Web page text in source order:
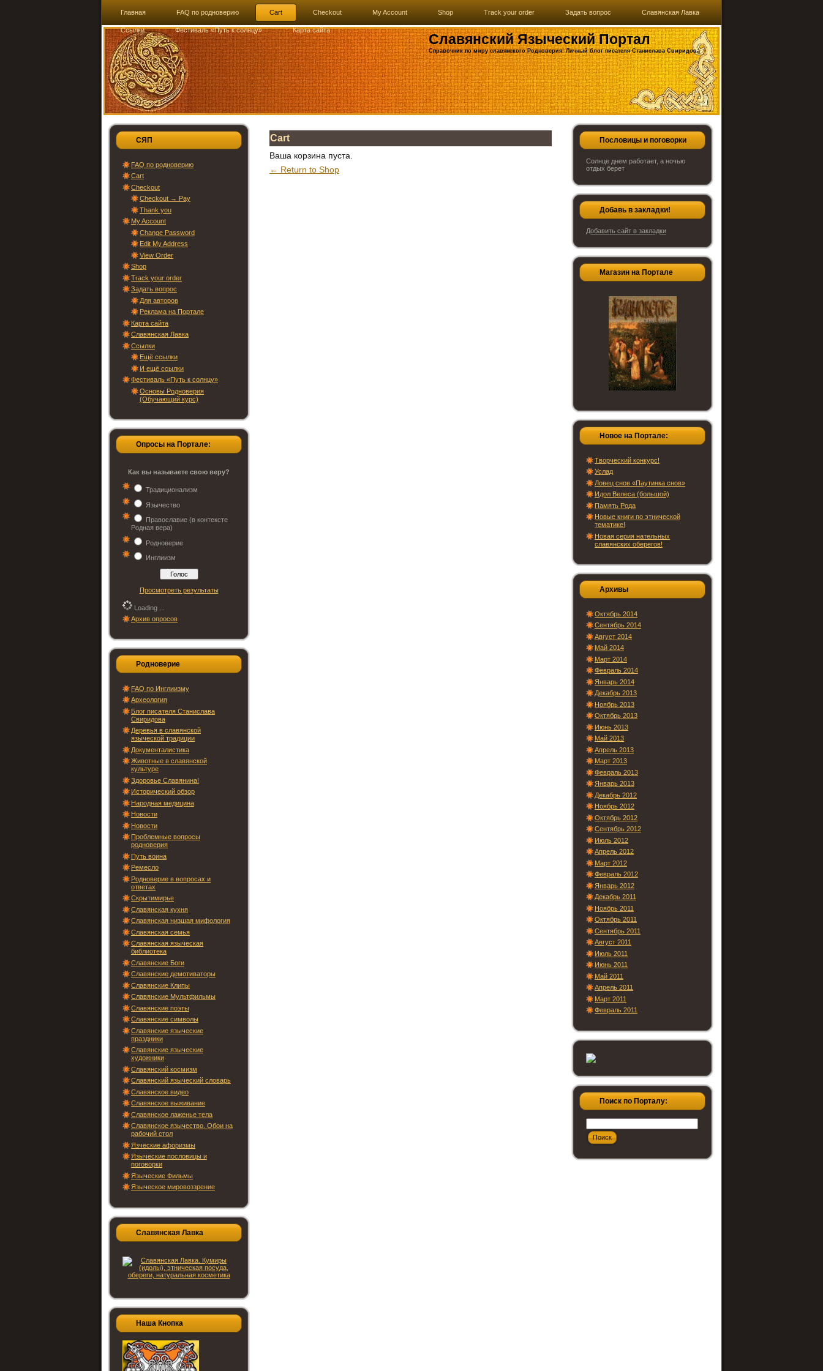
Главная FAQ по родноверию Cart Checkout My Account Shop Track your order Задать вопрос Славянская Лавка
Ссылки Фестиваль «Путь к солнцу» Карта сайта
Славянский Языческий Портал
Справочник по миру славянского Родноверия! Личный блог писателя Станислава Свиридова
СЯП
FAQ по родноверию
Cart
Checkout
Checkout → Pay
Thank you
My Account
Change Password
Edit My Address
View Order
Shop
Track your order
Задать вопрос
Для авторов
Реклама на Портале
Карта сайта
Славянская Лавка
Ссылки
Ещё ссылки
И ещё ссылки
Фестиваль «Путь к солнцу»
Основы Родноверия
(Обучающий курс)
Опросы на Портале:
Как вы называете свою веру?
Традиционализм
Язычество
Православие (в контексте
Родная вера)
Родноверие
Инглиизм
Просмотреть результаты
Loading ...
Архив опросов
Родноверие
FAQ по Инглиизму
Археология
Блог писателя Станислава
Свиридова
Деревья в славянской
языческой традиции
Документалистика
Животные в славянской
культуре
Здоровье Славянина!
Исторический обзор
Народная медицина
Новости
Новости
Проблемные вопросы
родноверия
Путь воина
Ремесло
Родноверие в вопросах и
ответах
Скрытимирье
Славянская кухня
Славянская низшая мифология
Славянская семья
Славянская языческая
библиотека
Славянские Боги
Славянские демотиваторы
Славянские Клипы
Славянские Мультфильмы
Славянские поэты
Славянские символы
Славянские языческие
праздники
Славянские языческие
художники
Славянский космизм
Славянский языческий словарь
Славянское видео
Славянское выживание
Славянское лаженье тела
Славянское язычество. Обои на
рабочий стол
Язческие афоризмы
Языческие пословицы и
поговорки
Языческие Фильмы
Языческое мировоззрение
Славянская Лавка
Наша Кнопка
Cart
Ваша корзина пуста.
← Return to Shop
Пословицы и поговорки
Солнце днем работает, а ночью
отдых берет
Добавь в закладки!
Добавить сайт в закладки
Магазин на Портале
Новое на Портале:
Творческий конкурс!
Услад
Ловец снов «Паутинка снов»
Идол Велеса (большой)
Память Рода
Новые книги по этнической
тематике!
Новая серия нательных
славянских оберегов!
Архивы
Октябрь 2014
Сентябрь 2014
Август 2014
Май 2014
Март 2014
Февраль 2014
Январь 2014
Декабрь 2013
Ноябрь 2013
Октябрь 2013
Июнь 2013
Май 2013
Апрель 2013
Март 2013
Февраль 2013
Январь 2013
Декабрь 2012
Ноябрь 2012
Октябрь 2012
Сентябрь 2012
Июль 2012
Апрель 2012
Март 2012
Февраль 2012
Январь 2012
Декабрь 2011
Ноябрь 2011
Октябрь 2011
Сентябрь 2011
Август 2011
Июль 2011
Июнь 2011
Май 2011
Апрель 2011
Март 2011
Февраль 2011
Поиск по Порталу: